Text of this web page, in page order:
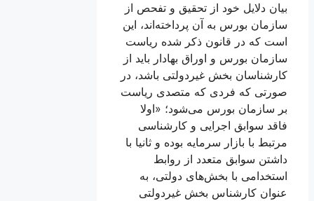
بیان دلایل خود از تحقیق و تفحص از
سازمان بورس به آن پرداخته‌اند، این
است که در قانون ذکر شده ریاست
سازمان بورس و اوراق بهادار باید از
کارشناسان بخش غیردولتی باشد، در
صورتی که فردی که متصدی ریاست
بر سازمان بورس می‌شود؛ «اولا
فاقد سوابق اجرایی و کارشناسی
مرتبط با بازار سرمایه بوده و ثانیا با
داشتن سوابق متعدد از روابط
استخدامی با بخش‌های دولتی، به
عنوان کارشناس بخش غیردولتی